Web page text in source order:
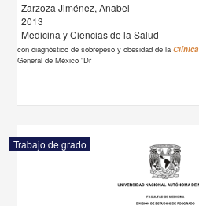
Zarzoza Jiménez, Anabel
2013
Medicina y Ciencias de la Salud
con diagnóstico de sobrepeso y obesidad de laClínica
General de México "Dr
Trabajo de grado